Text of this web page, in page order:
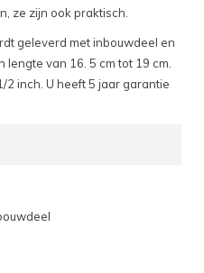
ze zijn ook praktisch.
geleverd met inbouwdeel en
van 16. 5 cm tot 19 cm.
2 inch. U heeft 5 jaar garantie